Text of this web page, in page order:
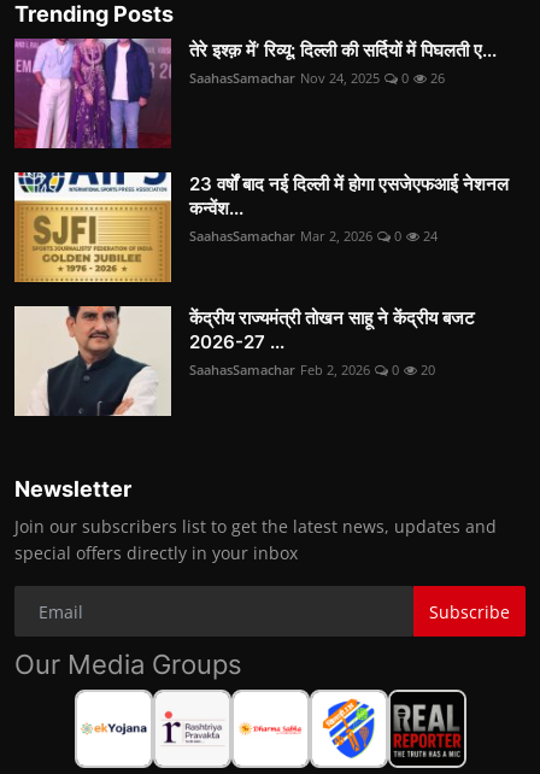
Trending Posts
तेरे इश्क़ में’ रिव्यू: दिल्ली की सर्दियों में पिघलती ए...
SaahasSamachar Nov 24, 2025 0 26
23 वर्षों बाद नई दिल्ली में होगा एसजेएफआई नेशनल
कन्वेंश...
SaahasSamachar Mar 2, 2026 0 24
केंद्रीय राज्यमंत्री तोखन साहू ने केंद्रीय बजट
2026-27 ...
SaahasSamachar Feb 2, 2026 0 20
Newsletter
Join our subscribers list to get the latest news, updates and
special offers directly in your inbox
Subscribe
Our Media Groups